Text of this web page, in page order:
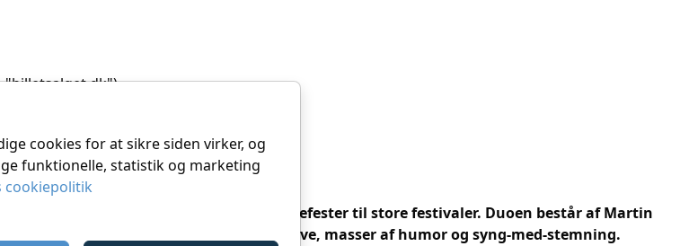
cookies for at sikre siden virker, og
funktionelle, statistik og marketing
cookiepolitik
info@billetsalget.dk
landet over – fra halballer og havnefester til store festivaler. Duoen består af Martin
dansktop med ungdommeligt drive, masser af humor og syng-med-stemning.